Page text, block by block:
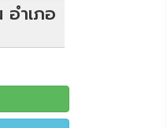
ำเภอ